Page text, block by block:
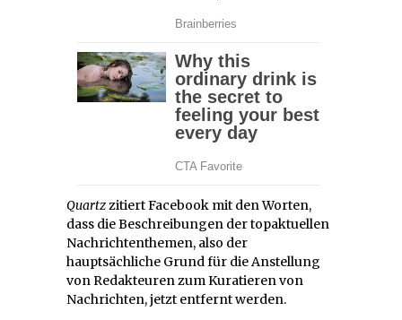
Quartzzitiert Facebook mit den Worten,
dass die Beschreibungen der topaktuellen
Nachrichtenthemen, also der
hauptsächliche Grund für die Anstellung
von Redakteuren zum Kuratieren von
Nachrichten, jetzt entfernt werden.